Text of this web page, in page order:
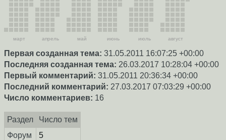
март апрель май июнь июль август
Первая созданная тема: 31.05.2011 16:07:25 +00:00
Последняя созданная тема: 26.03.2017 10:28:04 +00:00
Первый комментарий: 31.05.2011 20:36:34 +00:00
Последний комментарий: 27.03.2017 07:03:29 +00:00
Число комментариев: 16
Раздел
Число тем
Форум
5